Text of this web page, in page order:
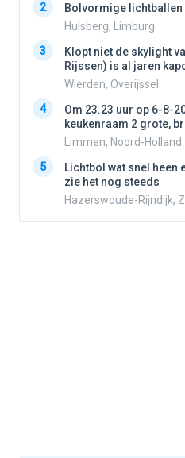
2
Bolvormige lichtballen
Hulsberg, Limburg
3
Klopt niet de skylight
Rijssen) is al jaren
Wierden, Overijssel
4
Om 23.23 uur op 6-8-
keukenraam 2 grote,
Limmen, Noord-Holland
5
Lichtbol wat snel heen
zie het nog steeds
Hazerswoude-Rijndijk,